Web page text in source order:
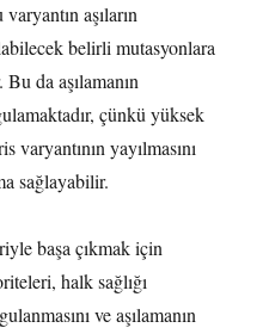
aşıların
belirli mutasyonlara
da aşılamanın
çünkü yüksek
varyantının yayılmasını
sağlayabilir.
başa çıkmak için
halk sağlığı
ve aşılamanın